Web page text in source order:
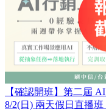
【確認開班】第二屆
8/2(日) 兩天假日直播